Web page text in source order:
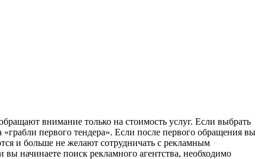
внимание только на стоимость услуг. Если выбрать
«грабли первого тендера». Если после первого обращения вы
и больше не желают сотрудничать с рекламным
начинаете поиск рекламного агентства, необходимо